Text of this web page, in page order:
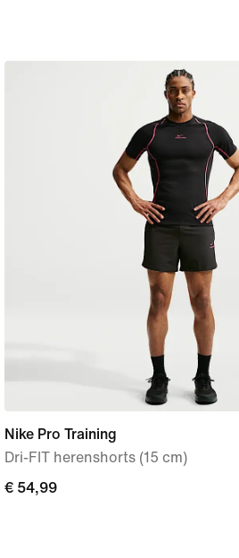
Nike Pro Training
Dri-FIT herenshorts (15 cm)
€ 54,99
€ 54,99